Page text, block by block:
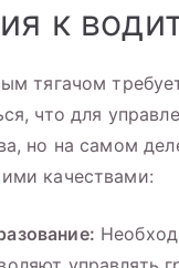
к
тягачом
что для
но на самом
качествами: